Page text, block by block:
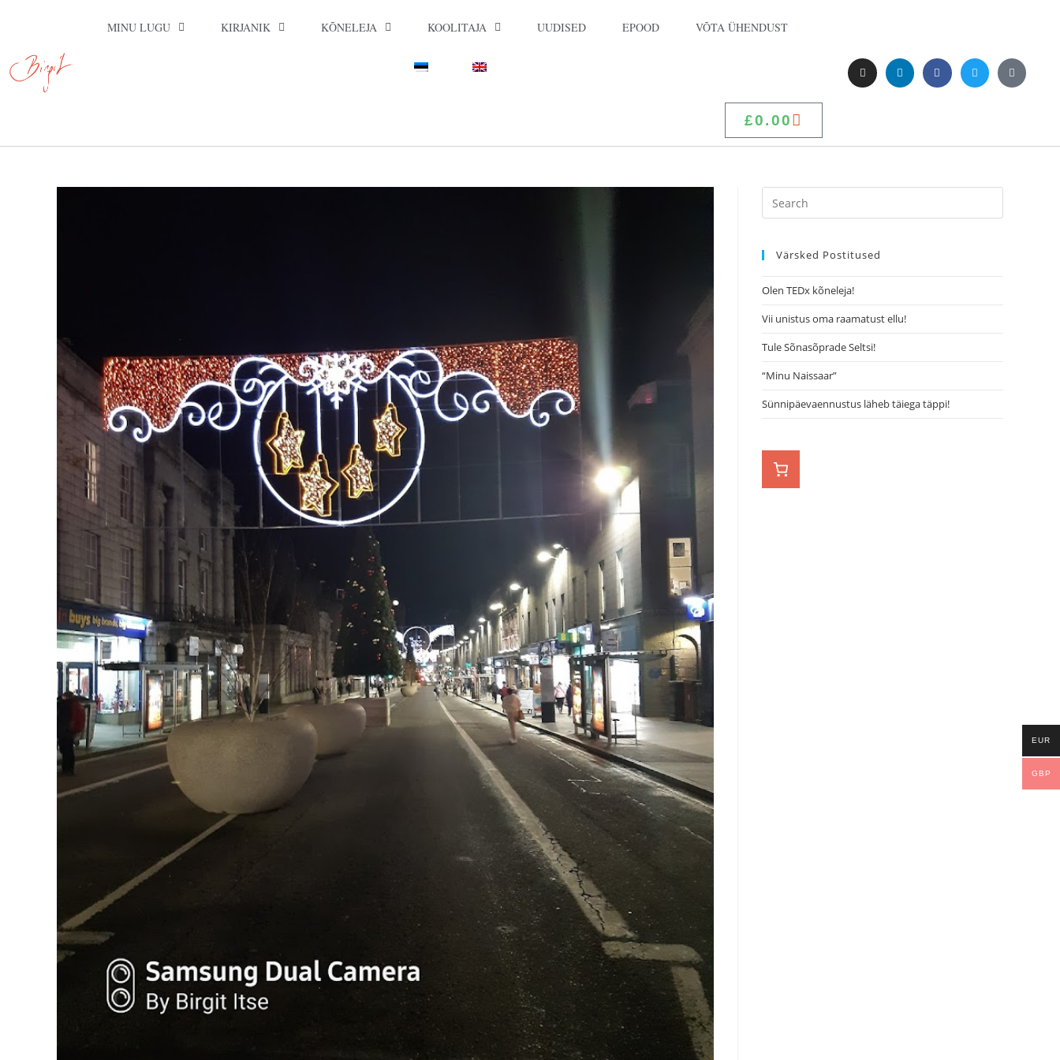
MINU LUGU KIRJANIK KÕNELEJA KOOLITAJA UUDISED EPOOD VÕTA ÜHENDUST
£0.00
Värsked Postitused
Olen TEDx kõneleja!
Vii unistus oma raamatust ellu!
Tule Sõnasõprade Seltsi!
“Minu Naissaar”
Sünnipäevaennustus läheb täiega täppi!
EUR
GBP